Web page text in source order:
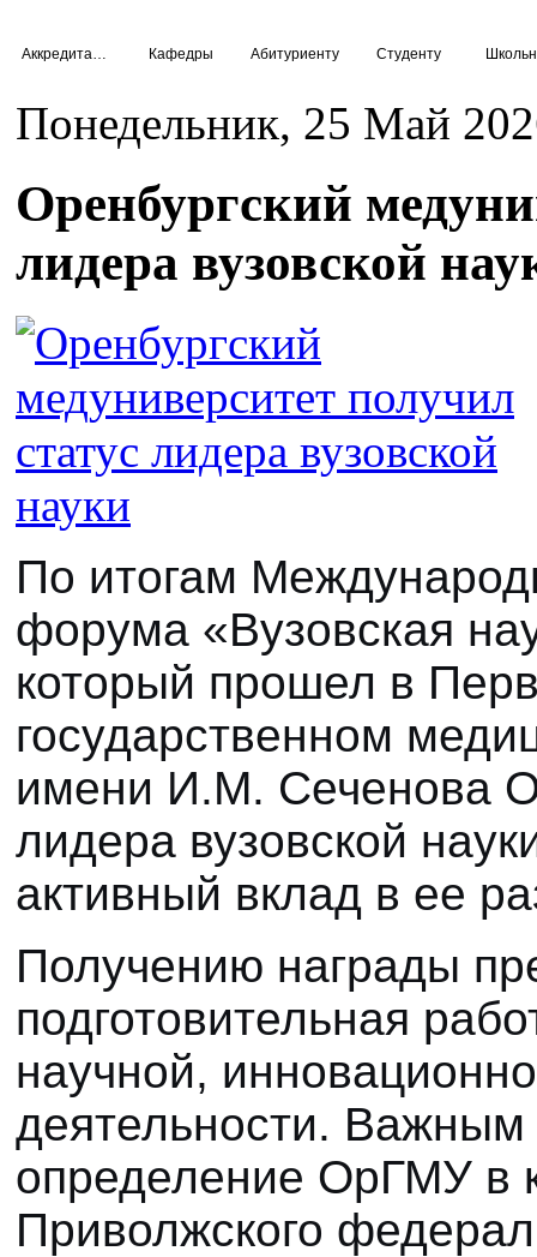
Кафедры Абитуриенту Студенту
Понедельник, 25 Май
Оренбургский
лидера вузовской
По итогам
форума «Вузовская
который прошел в
государственном
имени И.М. Сеченова
лидера вузовской
активный вклад в ее
Получению награды
подготовительная
научной,
деятельности. Важным
определение ОрГМУ в
Приволжского